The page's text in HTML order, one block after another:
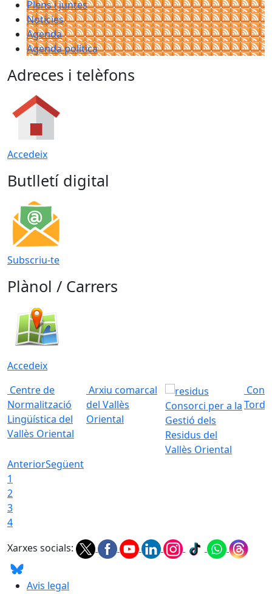
Plens i juntes
Noticies
Agenda
Agenda política
Adreces i telèfons
Accedeix
Butlletí digital
Subscriu-te
Plànol / Carrers
Accedeix
Centre de
Normalització
Lingüística del
Vallès Oriental
Arxiu comarcal
del Vallès
Oriental
Consorci per a la
Gestió dels
Residus del
Vallès Oriental
AnteriorSegüent
1
2
3
4
Xarxes socials:
Avis legal